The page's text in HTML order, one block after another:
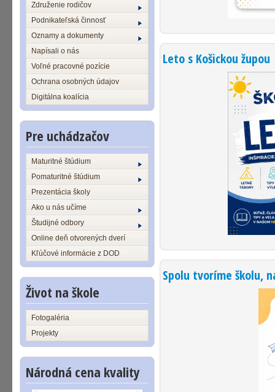
Združenie rodičov
Podnikateľská činnosť
Oznamy a dokumenty
Napísali o nás
Voľné pracovné pozície
Ochrana osobných údajov
Digitálna koalícia
Pre uchádzačov
Maturitné štúdium
Pomaturitné štúdium
Prezentácia školy
Ako u nás učíme
Študijné odbory
Online deň otvorených dverí
Kľúčové informácie z DOD
Život na škole
Fotogaléria
Projekty
Národná cena kvality
Leto s Košickou župou
Spolu tvoríme školu,